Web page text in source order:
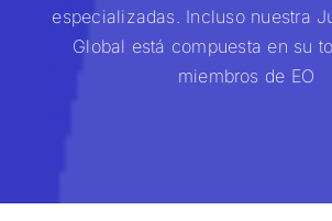
especializadas. Incluso nuestra
Global está compuesta en su
miembros de EO